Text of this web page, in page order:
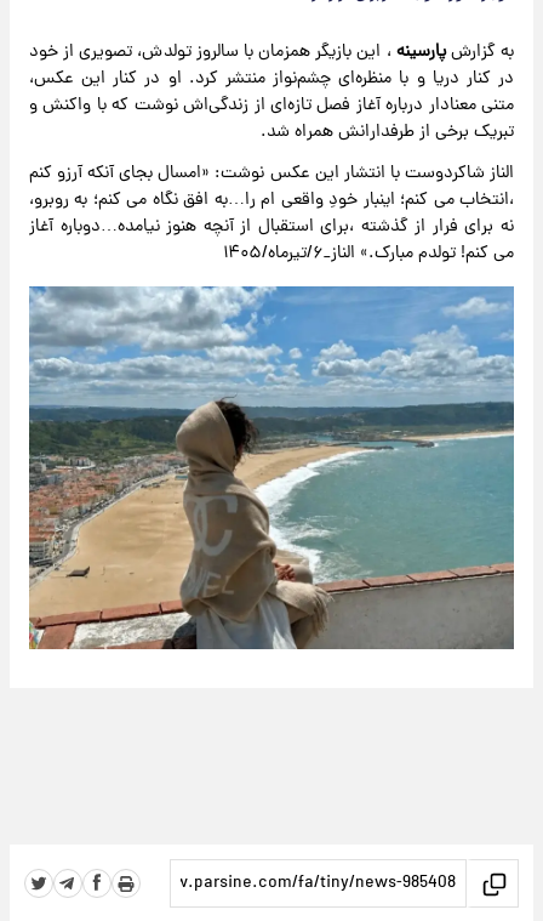
به گزارشپارسینه ، این بازیگر همزمان با سالروز تولدش، تصویری از خود
در کنار دریا و با منظره‌ای چشم‌نواز منتشر کرد. او در کنار این عکس،
متنی معنادار درباره آغاز فصل تازه‌ای از زندگی‌اش نوشت که با واکنش و
تبریک برخی از طرفدارانش همراه شد.
الناز شاکردوست با انتشار این عکس نوشت: «امسال بجای آنکه آرزو کنم
،انتخاب می کنم؛ اینبار خودِ واقعی ام را…به افق نگاه می کنم؛ به روبرو،
نه برای فرار از گذشته ،برای استقبال از آنچه هنوز نیامده…دوباره آغاز
می کنم! تولدم مبارک.» الناز_۶/تیرماه/۱۴۰۵